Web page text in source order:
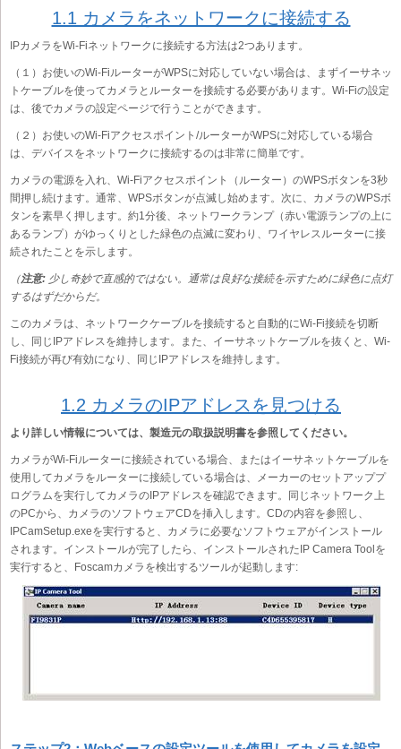
1.1 カメラをネットワークに接続する
IPカメラをWi-Fiネットワークに接続する方法は2つあります。
（１）お使いのWi-FiルーターがWPSに対応していない場合は、まずイーサネッ
トケーブルを使ってカメラとルーターを接続する必要があります。Wi-Fiの設定
は、後でカメラの設定ページで行うことができます。
（２）お使いのWi-Fiアクセスポイント/ルーターがWPSに対応している場合
は、デバイスをネットワークに接続するのは非常に簡単です。
カメラの電源を入れ、Wi-Fiアクセスポイント（ルーター）のWPSボタンを3秒
間押し続けます。通常、WPSボタンが点滅し始めます。次に、カメラのWPSボ
タンを素早く押します。約1分後、ネットワークランプ（赤い電源ランプの上に
あるランプ）がゆっくりとした緑色の点滅に変わり、ワイヤレスルーターに接
続されたことを示します。
（注意: 少し奇妙で直感的ではない。通常は良好な接続を示すために緑色に点灯
するはずだからだ。
このカメラは、ネットワークケーブルを接続すると自動的にWi-Fi接続を切断
し、同じIPアドレスを維持します。また、イーサネットケーブルを抜くと、Wi-
Fi接続が再び有効になり、同じIPアドレスを維持します。
1.2 カメラのIPアドレスを見つける
より詳しい情報については、製造元の取扱説明書を参照してください。
カメラがWi-Fiルーターに接続されている場合、またはイーサネットケーブルを
使用してカメラをルーターに接続している場合は、メーカーのセットアッププ
ログラムを実行してカメラのIPアドレスを確認できます。同じネットワーク上
のPCから、カメラのソフトウェアCDを挿入します。CDの内容を参照し、
IPCamSetup.exeを実行すると、カメラに必要なソフトウェアがインストール
されます。インストールが完了したら、インストールされたIP Camera Toolを
実行すると、Foscamカメラを検出するツールが起動します: